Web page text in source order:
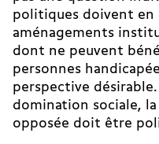
politiques doivent en
aménagements
dont ne peuvent
personnes
perspective désirable
domination sociale,
opposée doit être